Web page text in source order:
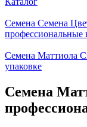
Семена Семена
профессиональные
Семена Маттиола
упаковке
Семена